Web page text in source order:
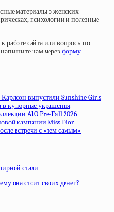
материалы о женских
психологии и полезные
работе сайта или вопросы по
нам через форму
выпустили Sunshine Girls
в кутюрные украшения
ALO Pre-Fall 2026
кампании Miss Dior
встречи с «тем самым»
стали
она стоит своих денег?